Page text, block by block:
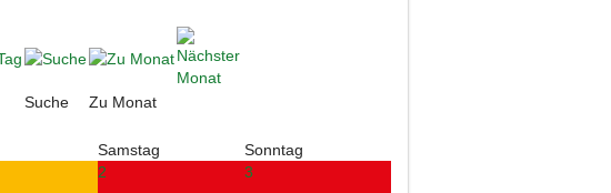
Suche
Zu Monat
Samstag
Sonntag
2 3